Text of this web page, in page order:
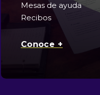
Mesas de ayuda
Recibos
Conoce +